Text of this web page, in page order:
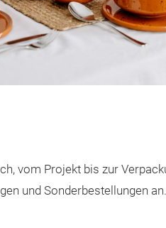
vom Projekt bis zur
und Sonderbestellungen an.